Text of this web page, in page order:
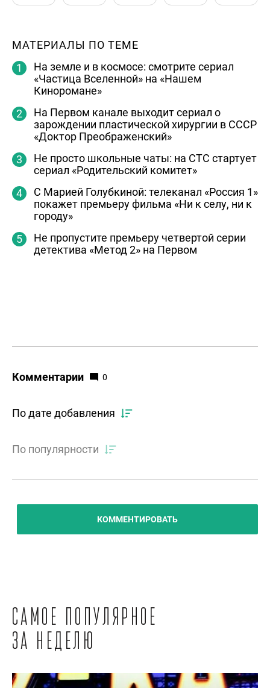
МАТЕРИАЛЫ ПО ТЕМЕ
На земле и в космосе: смотрите сериал
«Частица Вселенной» на «Нашем
Киноромане»
На Первом канале выходит сериал о
зарождении пластической хирургии в СССР
«Доктор Преображенский»
Не просто школьные чаты: на СТС стартует
сериал «Родительский комитет»
С Марией Голубкиной: телеканал «Россия 1»
покажет премьеру фильма «Ни к селу, ни к
городу»
Не пропустите премьеру четвертой серии
детектива «Метод 2» на Первом
Комментарии 0
По дате добавления
По популярности
КОММЕНТИРОВАТЬ
Самое популярное
за неделю